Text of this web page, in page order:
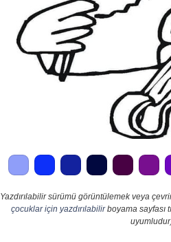
Yazdırılabilir sürümü görüntülemek veya
çocuklar için yazdırılabilirboyama sayfası